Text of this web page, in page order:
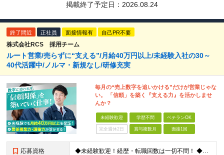
掲載終了予定日： 2026.08.24
終了間近 正社員 面接情報有 自己PR不要
株式会社RCS 採用チーム
ルート営業/売らずに“支える”/月給40万円以上/未経験入社の30～
40代活躍中/ノルマ・新規なし/研修充実
毎月の“売上数字を追いかける”だけが営業じゃな
い。 「信頼」を築く『支える力』を活かしませ
んか？
未経験歓迎 学歴不問 ベテランOK
完全週休2日 賞与複数月 面接1回
応募資格 ◆未経験歓迎！経歴・転職回数は一切不問！ ◆異業界出身の30代・40代も活躍中！ ◆U・Iターン希望の方も歓迎（引越費用規定あり） 【応募要件】 ■高卒以上 ■普通自動車運転免許（AT限定可） ■基